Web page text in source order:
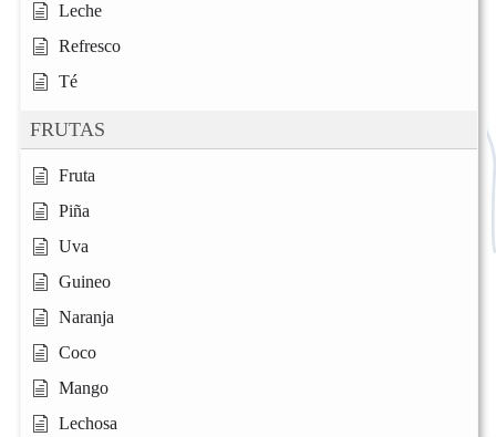
Leche
Refresco
Té
FRUTAS
Fruta
Piña
Uva
Guineo
Naranja
Coco
Mango
Lechosa